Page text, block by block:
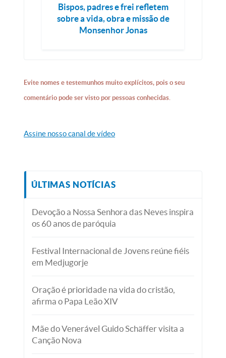
Bispos, padres e frei refletem
sobre a vida, obra e missão de
Monsenhor Jonas
Evite nomes e testemunhos muito explícitos, pois o seu
comentário pode ser visto por pessoas conhecidas.
Assine nosso canal de vídeo
ÚLTIMAS NOTÍCIAS
Devoção a Nossa Senhora das Neves inspira
os 60 anos de paróquia
Festival Internacional de Jovens reúne fiéis
em Medjugorje
Oração é prioridade na vida do cristão,
afirma o Papa Leão XIV
Mãe do Venerável Guido Schäffer visita a
Canção Nova